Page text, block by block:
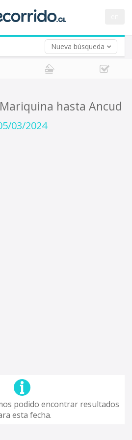
Nueva búsqueda
Mariquina hasta Ancud
03/2024
podido encontrar resultados
esta fecha.